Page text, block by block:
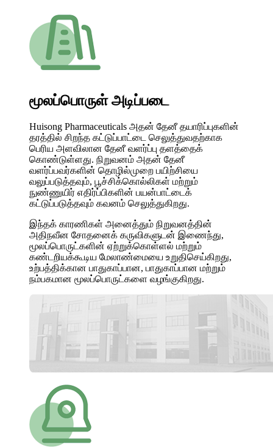
மூலப்பொருள் அடிப்படை
Huisong Pharmaceuticals அதன் தேனீ தயாரிப்புகளின்
தரத்தில் சிறந்த கட்டுப்பாட்டை செலுத்துவதற்காக
பெரிய அளவிலான தேனீ வளர்ப்பு தளத்தைக்
கொண்டுள்ளது. நிறுவனம் அதன் தேனீ
வளர்ப்பவர்களின் தொழில்முறை பயிற்சியை
வலுப்படுத்தவும், பூச்சிக்கொல்லிகள் மற்றும்
நுண்ணுயிர் எதிர்ப்பிகளின் பயன்பாட்டைக்
கட்டுப்படுத்தவும் கவனம் செலுத்துகிறது.
இந்தக் காரணிகள் அனைத்தும் நிறுவனத்தின்
அதிநவீன சோதனைக் கருவிகளுடன் இணைந்து,
மூலப்பொருட்களின் ஏற்றுக்கொள்ளல் மற்றும்
கண்டறியக்கூடிய மேலாண்மையை உறுதிசெய்கிறது,
உற்பத்திக்கான பாதுகாப்பான, பாதுகாப்பான மற்றும்
நம்பகமான மூலப்பொருட்களை வழங்குகிறது.